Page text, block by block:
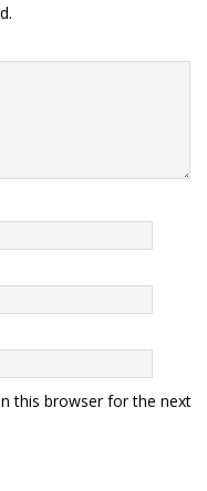
this browser for the next